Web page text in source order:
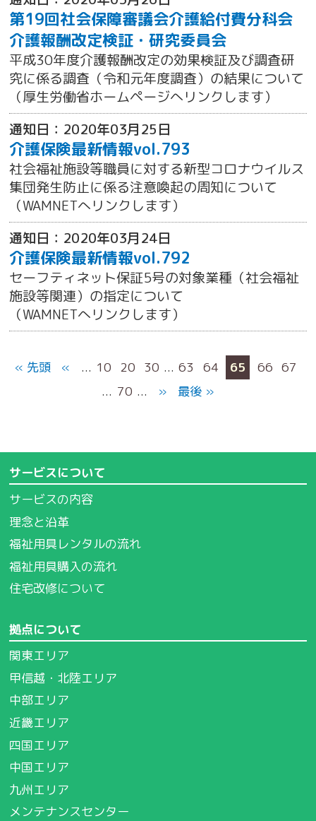
第19回社会保障審議会介護給付費分科会
介護報酬改定検証・研究委員会
平成30年度介護報酬改定の効果検証及び調査研
究に係る調査（令和元年度調査）の結果について
（厚生労働省ホームページへリンクします）
通知日：2020年03月25日
介護保険最新情報vol.793
社会福祉施設等職員に対する新型コロナウイルス
集団発生防止に係る注意喚起の周知について
（WAMNETへリンクします）
通知日：2020年03月24日
介護保険最新情報vol.792
セーフティネット保証5号の対象業種（社会福祉
施設等関連）の指定について
（WAMNETへリンクします）
« 先頭 « ... 10 20 30 ... 63 64 65 66 67
... 70 ... » 最後 »
サービスについて
サービスの内容
理念と沿革
福祉用具レンタルの流れ
福祉用具購入の流れ
住宅改修について
拠点について
関東エリア
甲信越・北陸エリア
中部エリア
近畿エリア
四国エリア
中国エリア
九州エリア
メンテナンスセンター